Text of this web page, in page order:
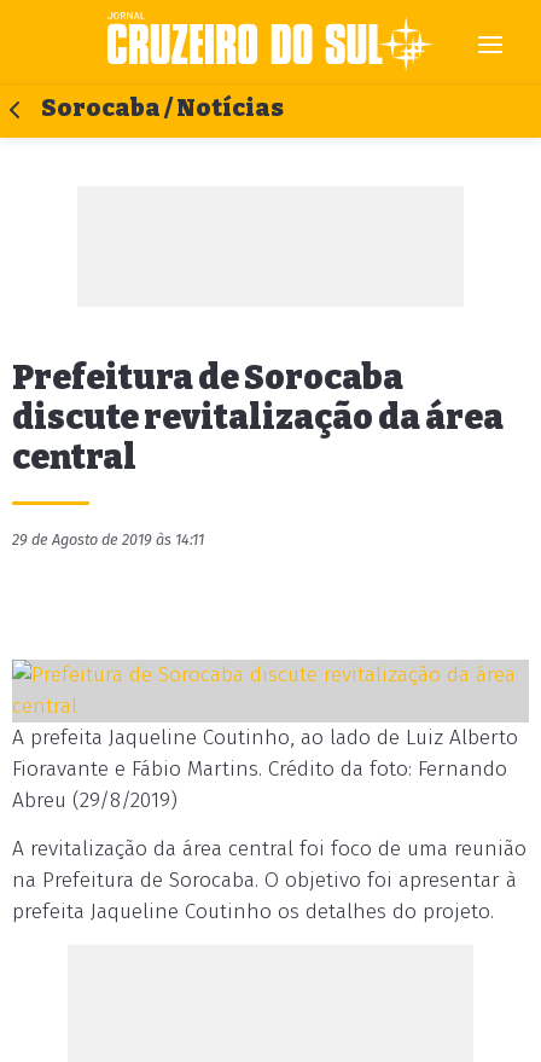
Sorocaba / Notícias
Prefeitura de Sorocaba
discute revitalização da área
central
29 de Agosto de 2019 às 14:11
A prefeita Jaqueline Coutinho, ao lado de Luiz Alberto
Fioravante e Fábio Martins. Crédito da foto: Fernando
Abreu (29/8/2019)
A revitalização da área central foi foco de uma reunião
na Prefeitura de Sorocaba. O objetivo foi apresentar à
prefeita Jaqueline Coutinho os detalhes do projeto.